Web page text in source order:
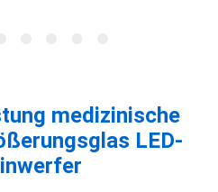
medizinische
LED-